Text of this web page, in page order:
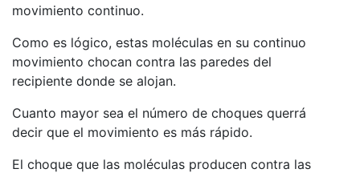
movimiento continuo.
Como es lógico, estas moléculas en su continuo
movimiento chocan contra las paredes del
recipiente donde se alojan.
Cuanto mayor sea el número de choques querrá
decir que el movimiento es más rápido.
El choque que las moléculas producen contra las